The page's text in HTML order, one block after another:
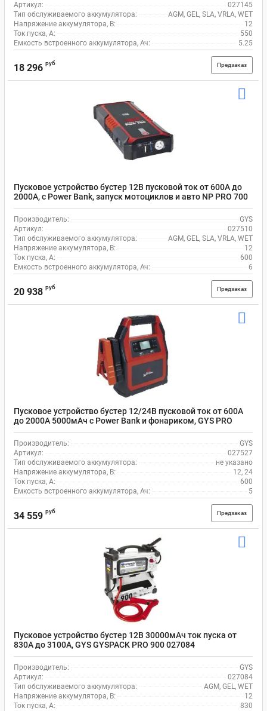
Артикул:
027145
Тип обслуживаемого аккумулятора:
AGM, GEL, SLA, VRLA, WET
Напряжение аккумулятора, В:
12
Ток пуска, А:
550
Емкость встроенного аккумулятора, Ач:
5.25
18 296 руб Предзаказ
Пусковое устройство бустер 12В пусковой ток от 600А до
2000А, с Power Bank, запуск мотоциклов и авто NP PRO 700
GYS 027510
Производитель:
GYS
Артикул:
027510
Тип обслуживаемого аккумулятора:
AGM, GEL, SLA, VRLA, WET
Напряжение аккумулятора, В:
12
Ток пуска, А:
600
Емкость встроенного аккумулятора, Ач:
6
20 938 руб Предзаказ
Пусковое устройство бустер 12/24В пусковой ток от 600А
до 2000А 5000мАч с Power Bank и фонариком, GYS PRO
TRUCK 027527
Производитель:
GYS
Артикул:
027527
Тип обслуживаемого аккумулятора:
не указано
Напряжение аккумулятора, В:
12, 24
Ток пуска, А:
600
Емкость встроенного аккумулятора, Ач:
5
34 559 руб Предзаказ
Пусковое устройство бустер 12В 30000мАч ток пуска от
830А до 3100А, GYS GYSPACK PRO 900 027084
Производитель:
GYS
Артикул:
027084
Тип обслуживаемого аккумулятора:
AGM, GEL, WET
Напряжение аккумулятора, В:
12
Ток пуска, А:
830